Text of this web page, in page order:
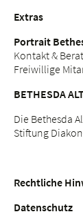
Extras
Portrait
Kontakt &
Freiwillige
BETHESDA
Die Bethesda
Stiftung
Rechtliche
Datenschutz